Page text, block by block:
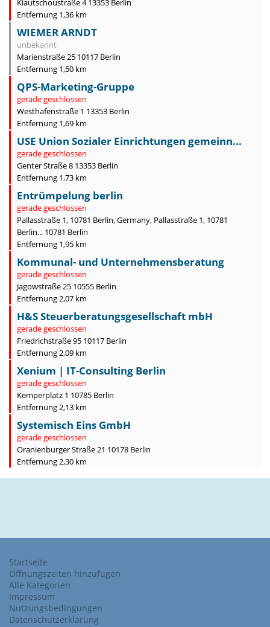
Kiautschoustraße 4 13353 Berlin
Entfernung 1,36 km
WIEMER ARNDT
unbekannt
Marienstraße 25 10117 Berlin
Entfernung 1,50 km
QPS-Marketing-Gruppe
gerade geschlossen
Westhafenstraße 1 13353 Berlin
Entfernung 1,69 km
USE Union Sozialer Einrichtungen gemeinn...
gerade geschlossen
Genter Straße 8 13353 Berlin
Entfernung 1,73 km
Entrümpelung berlin
gerade geschlossen
Pallasstraße 1, 10781 Berlin, Germany, Pallasstraße 1, 10781
Berlin... 10781 Berlin
Entfernung 1,95 km
Kommunal- und Unternehmensberatung
gerade geschlossen
Jagowstraße 25 10555 Berlin
Entfernung 2,07 km
H&S Steuerberatungsgesellschaft mbH
gerade geschlossen
Friedrichstraße 95 10117 Berlin
Entfernung 2,09 km
Xenium | IT-Consulting Berlin
gerade geschlossen
Kemperplatz 1 10785 Berlin
Entfernung 2,13 km
Systemisch Eins GmbH
gerade geschlossen
Oranienburger Straße 21 10178 Berlin
Entfernung 2,30 km
Startseite
Öffnungszeiten hinzufügen
Alle Kategorien
Impressum
Nutzungsbedingungen
Datenschutzerklärung